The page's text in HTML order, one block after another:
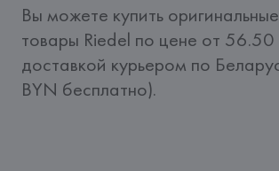
Вы можете купить
товары Riedel по цене от
доставкой курьером по
BYN бесплатно).